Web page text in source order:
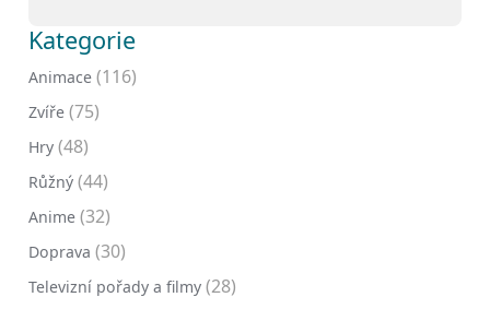
Kategorie
Animace (116)
Zvíře (75)
Hry (48)
Růžný (44)
Anime (32)
Doprava (30)
Televizní pořady a filmy (28)